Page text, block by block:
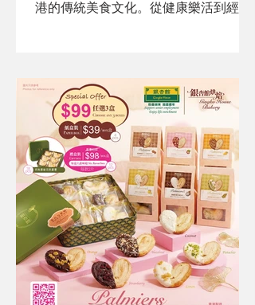
港的傳統美食文化。從健康樂活到經典
錯過！ 更多優惠及套裝組合請訪問我們
的網站了解詳情。